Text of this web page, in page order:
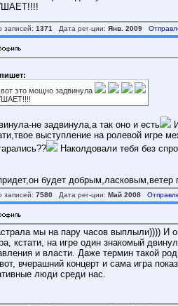
записей: 1371 Дата рег-ции: Янв. 2009
это мощно задвинула
не задвинула,а так оно и есть
И
выступление на ролевой игре
Наколдовали тебя без
будет добрым,ласковым,ветер
записей: 7580Дата рег-ции: Май 2008
мы на пару часов выплыли)))) И
кстати, на игре один знакомый
и власти. Даже термин такой
вчерашний концерт и сама игра
люди среди нас.